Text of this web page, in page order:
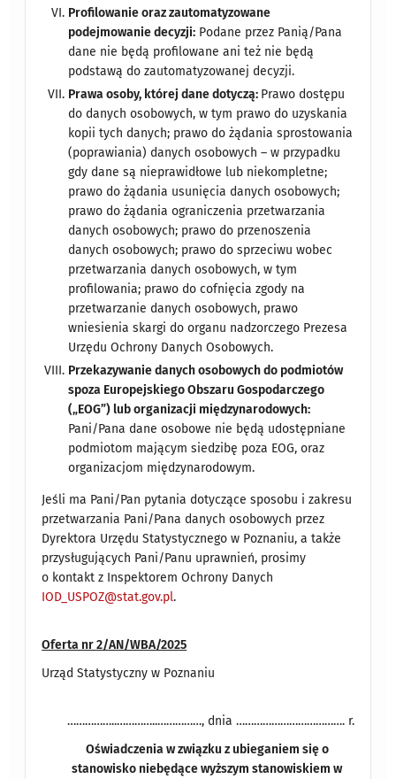
Profilowanie oraz zautomatyzowane
podejmowanie decyzji: Podane przez Panią/Pana
dane nie będą profilowane ani też nie będą
podstawą do zautomatyzowanej decyzji.
Prawa osoby, której dane dotyczą: Prawo dostępu
do danych osobowych, w tym prawo do uzyskania
kopii tych danych; prawo do żądania sprostowania
(poprawiania) danych osobowych – w przypadku
gdy dane są nieprawidłowe lub niekompletne;
prawo do żądania usunięcia danych osobowych;
prawo do żądania ograniczenia przetwarzania
danych osobowych; prawo do przenoszenia
danych osobowych; prawo do sprzeciwu wobec
przetwarzania danych osobowych, w tym
profilowania; prawo do cofnięcia zgody na
przetwarzanie danych osobowych, prawo
wniesienia skargi do organu nadzorczego Prezesa
Urzędu Ochrony Danych Osobowych.
Przekazywanie danych osobowych do podmiotów
spoza Europejskiego Obszaru Gospodarczego
(„EOG”) lub organizacji międzynarodowych:
Pani/Pana dane osobowe nie będą udostępniane
podmiotom mającym siedzibę poza EOG, oraz
organizacjom międzynarodowym.
Jeśli ma Pani/Pan pytania dotyczące sposobu i zakresu
przetwarzania Pani/Pana danych osobowych przez
Dyrektora Urzędu Statystycznego w Poznaniu, a także
przysługujących Pani/Panu uprawnień, prosimy
o kontakt z Inspektorem Ochrony Danych
IOD_USPOZ@stat.gov.pl.
Oferta nr 2/AN/WBA/2025
Urząd Statystyczny w Poznaniu
……………..…………..……………, dnia ………………………………. r.
Oświadczenia w związku z ubieganiem się o
stanowisko niebędące wyższym stanowiskiem w